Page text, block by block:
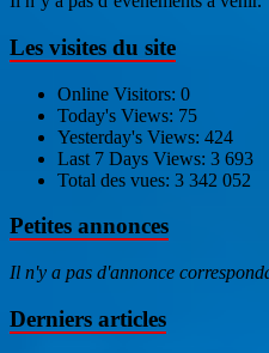
Les visites du site
Online Visitors: 0
Today's Views: 75
Yesterday's Views: 424
Last 7 Days Views: 3 693
Total des vues: 3 342 052
Petites annonces
Il n'y a pas d'annonce
Derniers articles